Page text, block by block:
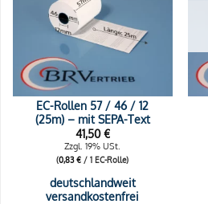
EC-Rollen 57 / 46 / 12
(25m) – mit SEPA-Text
41,50€
Zzgl. 19% USt.
(0,83€ / 1 EC-Rolle)
deutschlandweit
versandkostenfrei